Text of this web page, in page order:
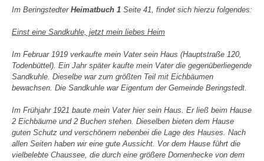
Im Beringstedter Heimatbuch 1 Seite 41, findet sich hierzu folgendes:
Einst eine Sandkuhle, jetzt mein liebes Heim
Im Februar 1919 verkaufte mein Vater sein Haus (Hauptstraße 120,
Todenbüttel). Ein Jahr später kaufte mein Vater die gegenüberliegende
Sandkuhle. Dieselbe war zum größten Teil mit Eichbäumen
bewachsen. Die Sandkuhle war Eigentum der Gemeinde Beringstedt.
Im Frühjahr 1921 baute mein Vater hier sein Haus. Er ließ beim Hause
2 Eichbäume und 2 Buchen stehen. Dieselben bieten dem Hause
guten Schutz und verschönern nebenbei die Lage des Hauses. Nach
allen Seiten haben wir eine gute Aussicht. Vor dem Hause führt die
vielbelebte Chaussee, die durch eine größere Dornenhecke von dem